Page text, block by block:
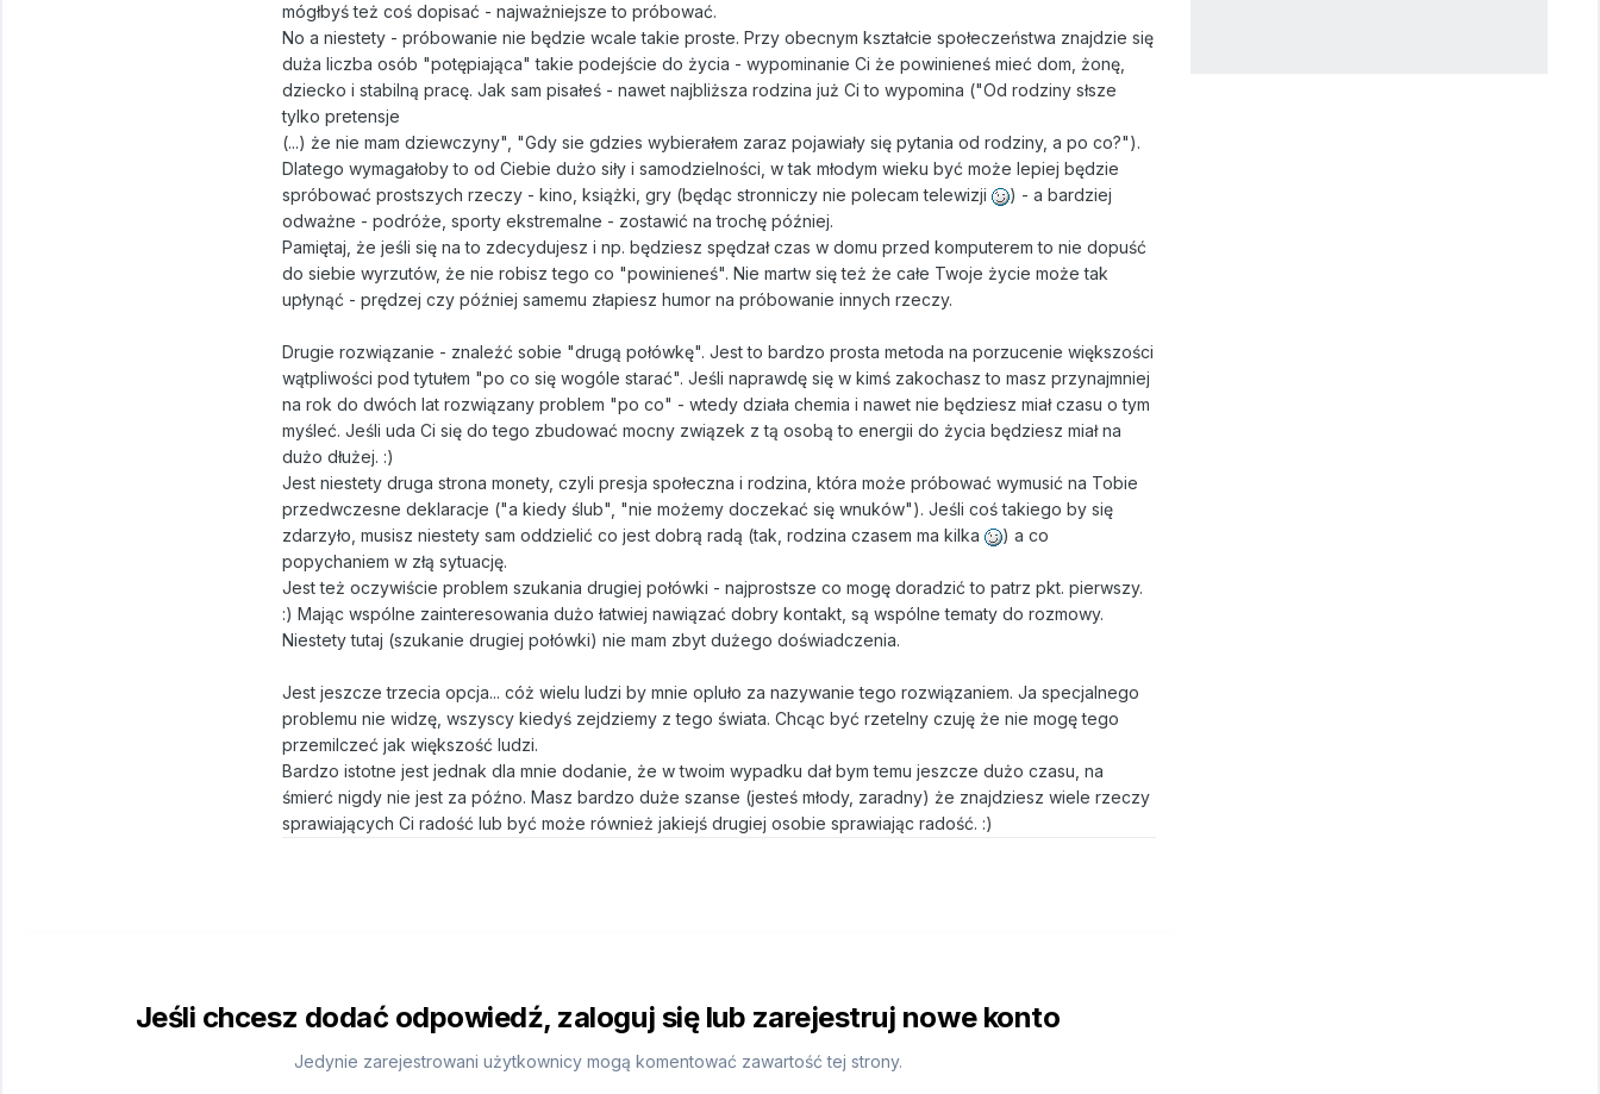
mógłbyś też coś dopisać - najważniejsze to próbować.
No a niestety - próbowanie nie będzie wcale takie proste. Przy obecnym kształcie społeczeństwa znajdzie się
duża liczba osób "potępiająca" takie podejście do życia - wypominanie Ci że powinieneś mieć dom, żonę,
dziecko i stabilną pracę. Jak sam pisałeś - nawet najbliższa rodzina już Ci to wypomina ("Od rodziny słsze
tylko pretensje
(...) że nie mam dziewczyny", "Gdy sie gdzies wybierałem zaraz pojawiały się pytania od rodziny, a po co?").
Dlatego wymagałoby to od Ciebie dużo siły i samodzielności, w tak młodym wieku być może lepiej będzie
spróbować prostszych rzeczy - kino, książki, gry (będąc stronniczy nie polecam telewizji
) - a bardziej
odważne - podróże, sporty ekstremalne - zostawić na trochę później.
Pamiętaj, że jeśli się na to zdecydujesz i np. będziesz spędzał czas w domu przed komputerem to nie dopuść
do siebie wyrzutów, że nie robisz tego co "powinieneś". Nie martw się też że całe Twoje życie może tak
upłynąć - prędzej czy później samemu złapiesz humor na próbowanie innych rzeczy.
Drugie rozwiązanie - znaleźć sobie "drugą połówkę". Jest to bardzo prosta metoda na porzucenie większości
wątpliwości pod tytułem "po co się wogóle starać". Jeśli naprawdę się w kimś zakochasz to masz przynajmniej
na rok do dwóch lat rozwiązany problem "po co" - wtedy działa chemia i nawet nie będziesz miał czasu o tym
myśleć. Jeśli uda Ci się do tego zbudować mocny związek z tą osobą to energii do życia będziesz miał na
dużo dłużej. :)
Jest niestety druga strona monety, czyli presja społeczna i rodzina, która może próbować wymusić na Tobie
przedwczesne deklaracje ("a kiedy ślub", "nie możemy doczekać się wnuków"). Jeśli coś takiego by się
zdarzyło, musisz niestety sam oddzielić co jest dobrą radą (tak, rodzina czasem ma kilka
) a co
popychaniem w złą sytuację.
Jest też oczywiście problem szukania drugiej połówki - najprostsze co mogę doradzić to patrz pkt. pierwszy.
:) Mając wspólne zainteresowania dużo łatwiej nawiązać dobry kontakt, są wspólne tematy do rozmowy.
Niestety tutaj (szukanie drugiej połówki) nie mam zbyt dużego doświadczenia.
Jest jeszcze trzecia opcja... cóż wielu ludzi by mnie opluło za nazywanie tego rozwiązaniem. Ja specjalnego
problemu nie widzę, wszyscy kiedyś zejdziemy z tego świata. Chcąc być rzetelny czuję że nie mogę tego
przemilczeć jak większość ludzi.
Bardzo istotne jest jednak dla mnie dodanie, że w twoim wypadku dał bym temu jeszcze dużo czasu, na
śmierć nigdy nie jest za późno. Masz bardzo duże szanse (jesteś młody, zaradny) że znajdziesz wiele rzeczy
sprawiających Ci radość lub być może również jakiejś drugiej osobie sprawiając radość. :)
Jeśli chcesz dodać odpowiedź, zaloguj się lub zarejestruj nowe konto
Jedynie zarejestrowani użytkownicy mogą komentować zawartość tej strony.